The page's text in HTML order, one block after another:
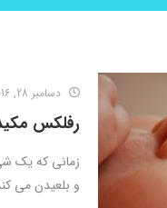
دسامبر 28, 2016
رفلکس
زمانی که یک
و بلعیدن می